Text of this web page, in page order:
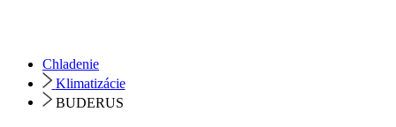
Chladenie
Klimatizácie
BUDERUS